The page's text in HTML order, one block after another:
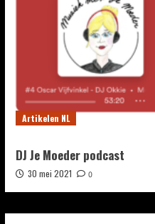
Artikelen NL
DJ Je Moeder podcast
30 mei 2021 0